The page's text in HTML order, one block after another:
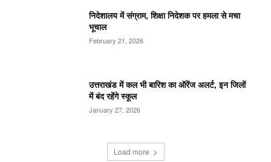
निदेशालय में संग्राम, शिक्षा निदेशक पर हमला से मचा
भूचाल
February 21, 2026
उत्तराखंड में कल भी बारिश का ऑरेंज अलर्ट, इन जिलों
में बंद रहेंगे स्कूल
January 27, 2026
Load more